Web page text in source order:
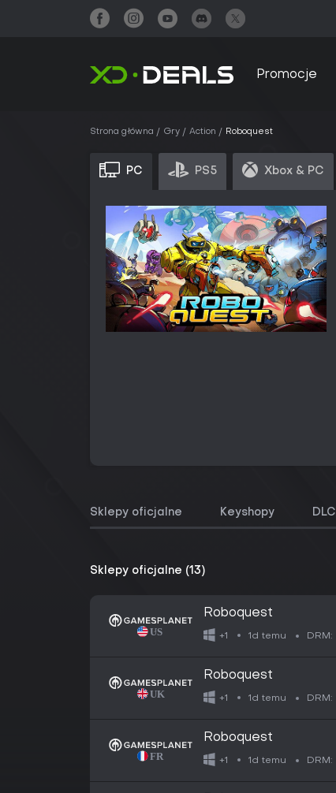
Promocje
Strona główna Gry Action Roboquest
PC PS5 Xbox & PC
Sklepy oficjalne Keyshopy DLC
Sklepy oficjalne (13)
Roboquest
+1 1d temu DRM:
Roboquest
+1 1d temu DRM:
Roboquest
+1 1d temu DRM: